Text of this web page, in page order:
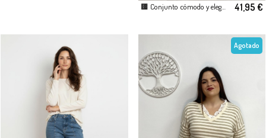
🟫 Conjunto cómodo y elegante para mujer 41,95 €
Agotado